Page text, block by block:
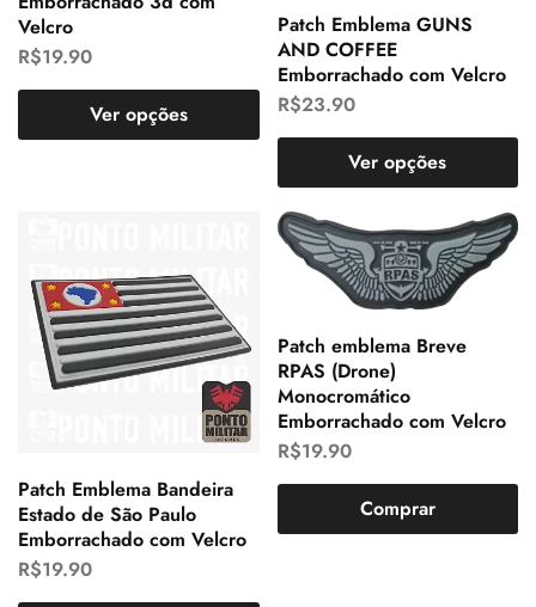
Velcro
R$19.90
Ver opções
Patch Emblema GUNS
AND COFFEE
Emborrachado com Velcro
R$23.90
Ver opções
Patch Emblema Bandeira
Estado de São Paulo
Emborrachado com Velcro
R$19.90
Patch emblema Breve
RPAS (Drone)
Monocromático
Emborrachado com Velcro
R$19.90
Comprar